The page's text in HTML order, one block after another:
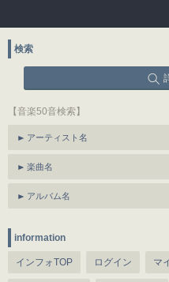
検索
【音楽50音検索】
アーティスト名
楽曲名
アルバム名
information
インフォTOP ログイン マ